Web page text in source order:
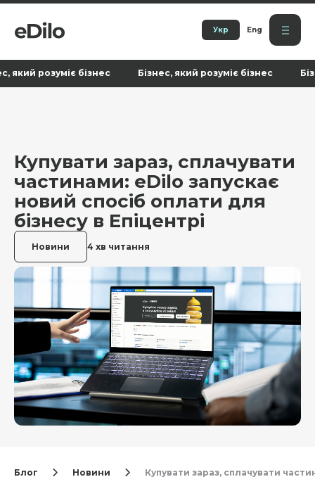
Укр Eng
розуміє бізнес Бізнес, який розуміє бізнес
Купувати зараз, сплачувати
частинами: eDilo запускає
новий спосіб оплати для
бізнесу в Епіцентрі
Новини 4 хв читання
Блог Новини Купувати зараз, сплачувати